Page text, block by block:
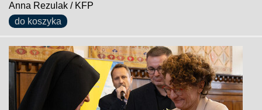
Anna Rezulak / KFP
do koszyka